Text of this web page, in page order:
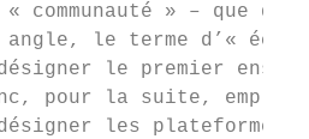
« communauté » – que
le terme d’«
le premier
pour la suite,
désigner les